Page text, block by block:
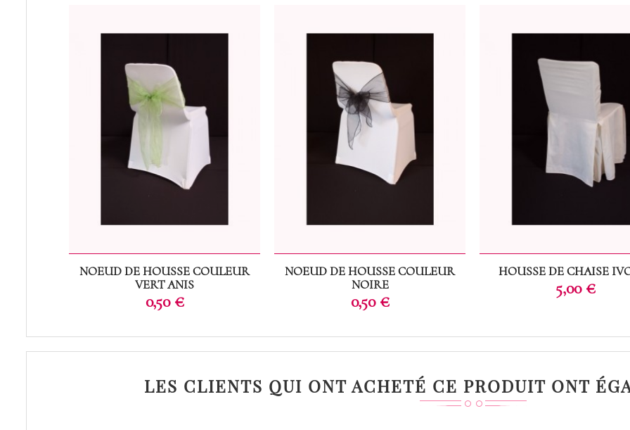
NOEUD DE HOUSSE COULEUR
VERT ANIS
Prix
0,50 €
NOEUD DE HOUSSE COULEUR
NOIRE
Prix
0,50 €
HOUSSE DE CHAISE
Prix
5,00 €
LES CLIENTS QUI ONT ACHETÉ CE PRODUIT ONT